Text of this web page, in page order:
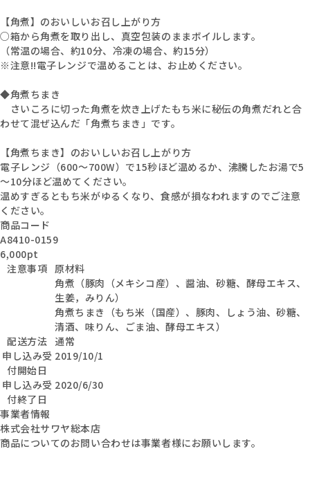
【角煮】のおいしいお召し上がり方
○箱から角煮を取り出し、真空包装のままボイルします。
（常温の場合、約10分、冷凍の場合、約15分）
※注意!!電子レンジで温めることは、お止めください。
◆角煮ちまき
さいころに切った角煮を炊き上げたもち米に秘伝の角煮だれと合
わせて混ぜ込んだ「角煮ちまき」です。
【角煮ちまき】のおいしいお召し上がり方
電子レンジ（600～700W）で15秒ほど温めるか、沸騰したお湯で5
～10分ほど温めてください。
温めすぎるともち米がゆるくなり、食感が損なわれますのでご注意
ください。
商品コード
A8410-0159
6,000pt
注意事項 原材料
角煮（豚肉（メキシコ産）、醤油、砂糖、酵母エキス、
生姜，みりん）
角煮ちまき（もち米（国産）、豚肉、しょう油、砂糖、
清酒、味りん、ごま油、酵母エキス）
配送方法 通常
申し込み受
付開始日
2019/10/1
申し込み受
付終了日
2020/6/30
事業者情報
株式会社サワヤ総本店
商品についてのお問い合わせは事業者様にお願いします。